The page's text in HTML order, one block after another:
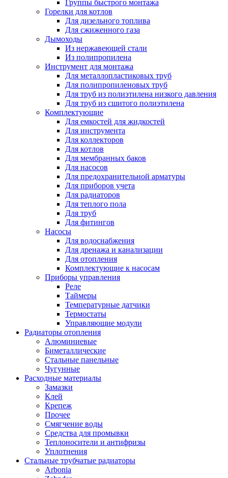
Группы быстрого монтажа
Горелки для котлов
Для дизельного топлива
Для сжиженного газа
Дымоходы
Из нержавеющей стали
Из полипропилена
Инструмент для монтажа
Для металлопластиковых труб
Для полипропиленовых труб
Для труб из полиэтилена низкого давления
Для труб из сшитого полиэтилена
Комплектующие
Для емкостей для жидкостей
Для инструмента
Для коллекторов
Для котлов
Для мембранных баков
Для насосов
Для предохранительной арматуры
Для приборов учета
Для радиаторов
Для теплого пола
Для труб
Для фитингов
Насосы
Для водоснабжения
Для дренажа и канализации
Для отопления
Комплектующие к насосам
Приборы управления
Реле
Таймеры
Температурные датчики
Термостаты
Управляющие модули
Радиаторы отопления
Алюминиевые
Биметаллические
Стальные панельные
Чугунные
Расходные материалы
Замазки
Клей
Крепеж
Прочее
Смягчение воды
Средства для промывки
Теплоносители и антифризы
Уплотнения
Стальные трубчатые радиаторы
Arbonia